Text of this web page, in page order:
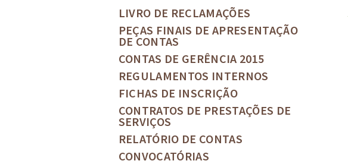
LIVRO DE RECLAMAÇÕES
PEÇAS FINAIS DE APRESENTAÇÃO
DE CONTAS
CONTAS DE GERÊNCIA 2015
REGULAMENTOS INTERNOS
FICHAS DE INSCRIÇÃO
CONTRATOS DE PRESTAÇÕES DE
SERVIÇOS
RELATÓRIO DE CONTAS
CONVOCATÓRIAS